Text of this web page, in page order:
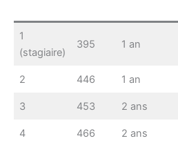
1
(stagiaire)
395 1 an
2 446 1 an
3 453 2 ans
4 466 2 ans